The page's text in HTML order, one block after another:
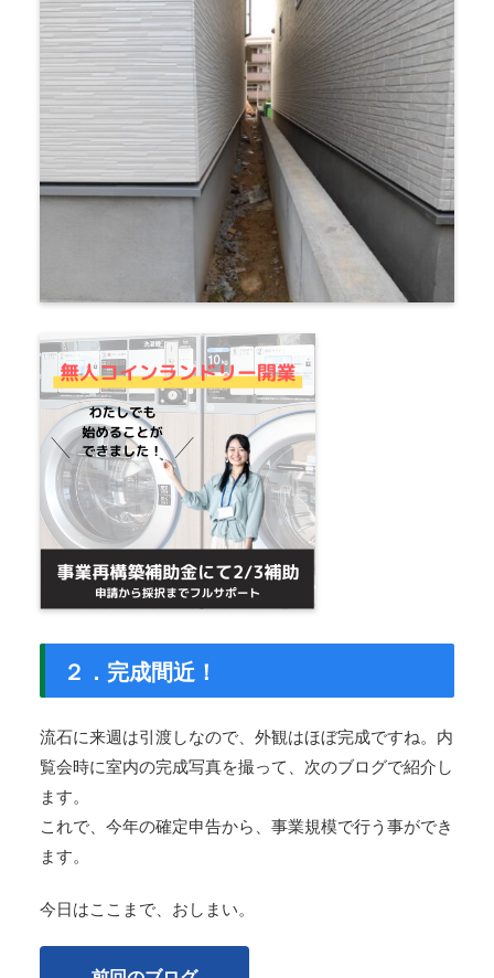
２．完成間近！
流石に来週は引渡しなので、外観はほぼ完成ですね。内
覧会時に室内の完成写真を撮って、次のブログで紹介し
ます。
これで、今年の確定申告から、事業規模で行う事ができ
ます。
今日はここまで、おしまい。